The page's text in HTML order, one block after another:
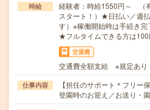
時給
経験者：時給1550円～ （
スタート！）★日払い／週
す）※稼働開始時は手続き
★フルタイムできる方は100
交通費
交通費全額支給 ※規定あり
仕事内容
【担任のサポート＊フリー
登園時のお迎え／お送り・